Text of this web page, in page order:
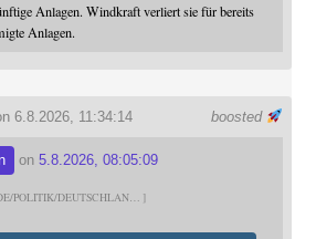
Anlagen. Windkraft verliert sie für bereits
Anlagen.
boosted
6.8.2026, 11:34:14
on 5.8.2026, 08:05:09
POLITIK/DEUTSCHLAN